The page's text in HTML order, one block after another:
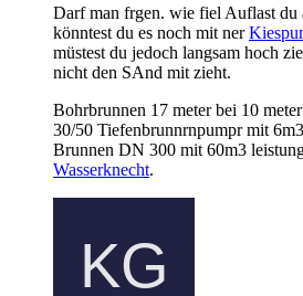
Darf man frgen. wie fiel Auflast du
könntest du es noch mit ner
müstest du jedoch langsam hoch
nicht den SAnd mit zieht.
Bohrbrunnen 17 meter bei 10
30/50 Tiefenbrunnrnpumpr mit
Brunnen DN 300 mit 60m3
Wasserknecht.